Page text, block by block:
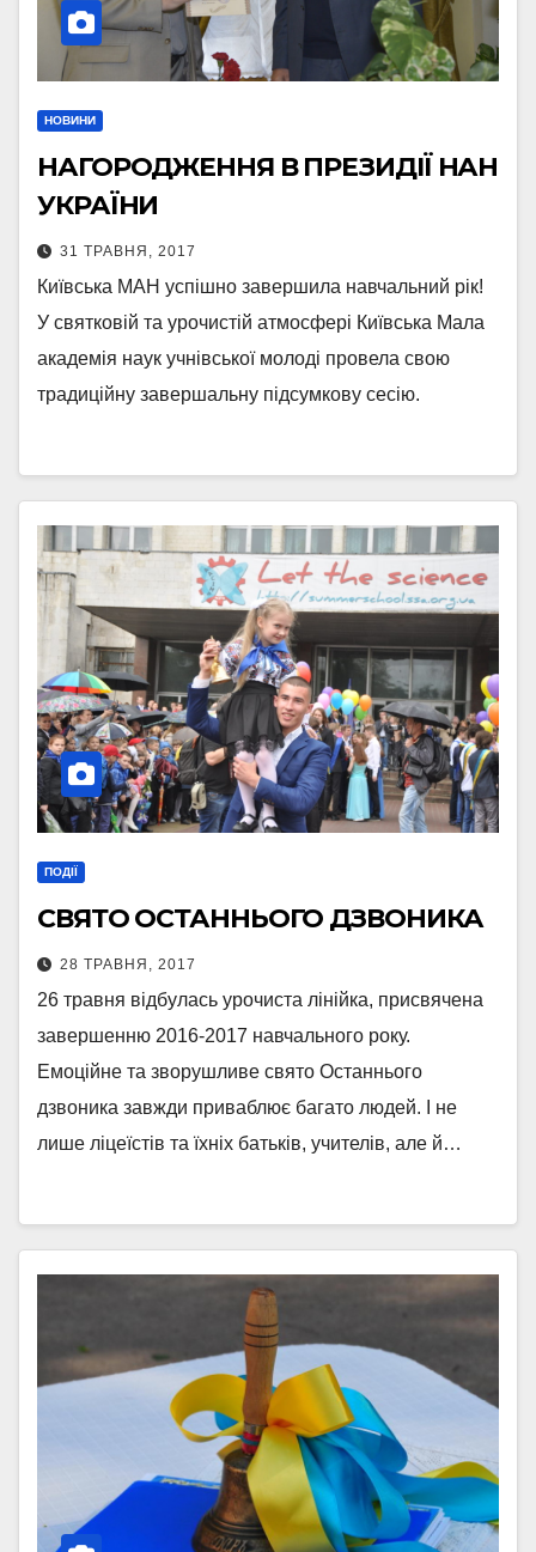
НОВИНИ
НАГОРОДЖЕННЯ В ПРЕЗИДІЇ НАН
УКРАЇНИ
31 ТРАВНЯ, 2017
Київська МАН успішно завершила навчальний рік!
У святковій та урочистій атмосфері Київська Мала
академія наук учнівської молоді провела свою
традиційну завершальну підсумкову сесію.
ПОДІЇ
СВЯТО ОСТАННЬОГО ДЗВОНИКА
28 ТРАВНЯ, 2017
26 травня відбулась урочиста лінійка, присвячена
завершенню 2016-2017 навчального року.
Емоційне та зворушливе свято Останнього
дзвоника завжди приваблює багато людей. І не
лише ліцеїстів та їхніх батьків, учителів, але й…